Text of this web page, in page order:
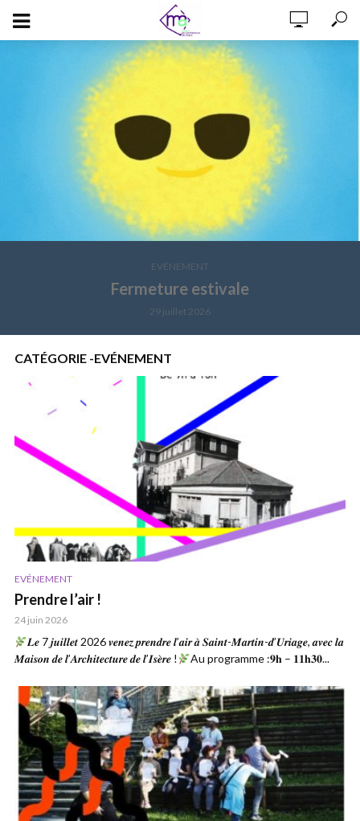
EVÉNEMENT
Fermeture estivale
29 juillet 2026
CATÉGORIE -EVÉNEMENT
EVÉNEMENT
Prendre l’air !
24 juin 2026
𝑳𝒆 7 𝒋𝒖𝒊𝒍𝒍𝒆𝒕 2026 𝒗𝒆𝒏𝒆𝒛 𝒑𝒓𝒆𝒏𝒅𝒓𝒆 𝒍’𝒂𝒊𝒓 𝒂̀ 𝑺𝒂𝒊𝒏𝒕-𝑴𝒂𝒓𝒕𝒊𝒏-𝒅’𝑼𝒓𝒊𝒂𝒈𝒆, 𝒂𝒗𝒆𝒄 𝒍𝒂
𝑴𝒂𝒊𝒔𝒐𝒏 𝒅𝒆 𝒍’𝑨𝒓𝒄𝒉𝒊𝒕𝒆𝒄𝒕𝒖𝒓𝒆 𝒅𝒆 𝒍’𝑰𝒔𝒆̀𝒓𝒆 !
Au programme :𝟗𝐡 – 𝟏𝟏𝐡𝟑𝟎...